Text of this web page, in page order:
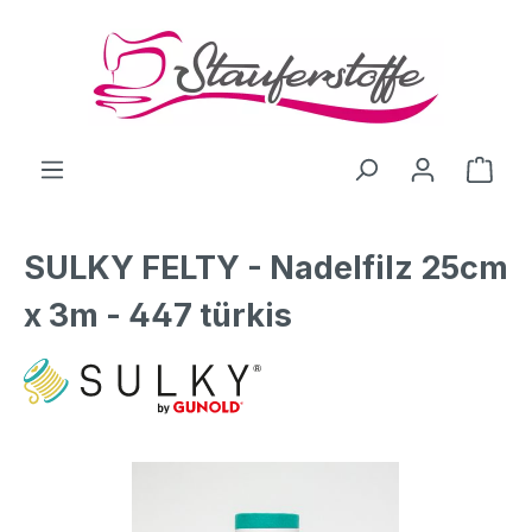
Zum Hauptinhalt springen
SULKY FELTY - Nadelfilz 25cm
x 3m - 447 türkis